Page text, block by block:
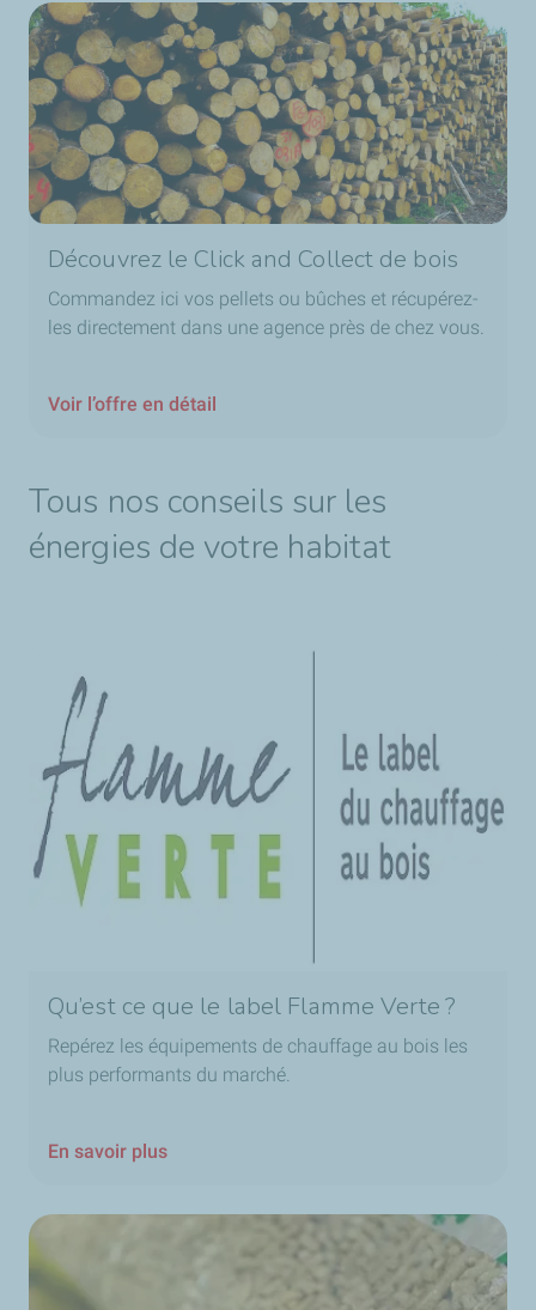
Découvrez le Click and Collect de bois
Commandez ici vos pellets ou bûches et récupérez-
les directement dans une agence près de chez vous.
Voir l’offre en détail
Tous nos conseils sur les
énergies de votre habitat
Qu’est ce que le label Flamme Verte ?
Repérez les équipements de chauffage au bois les
plus performants du marché.
En savoir plus